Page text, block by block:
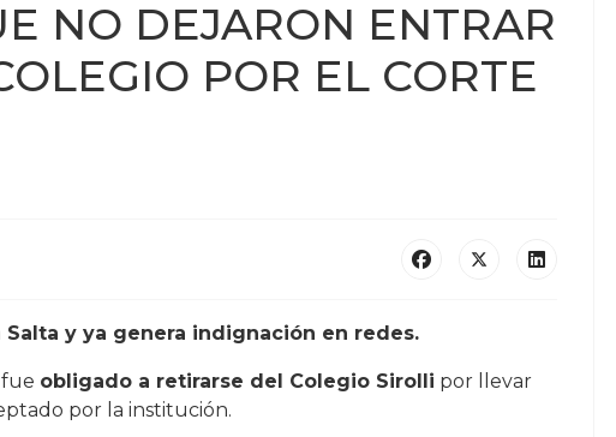
NO DEJARON ENTRAR
POR EL CORTE
y ya genera indignación en redes.
obligado a retirarse del Colegio Sirolli por llevar
por la institución.